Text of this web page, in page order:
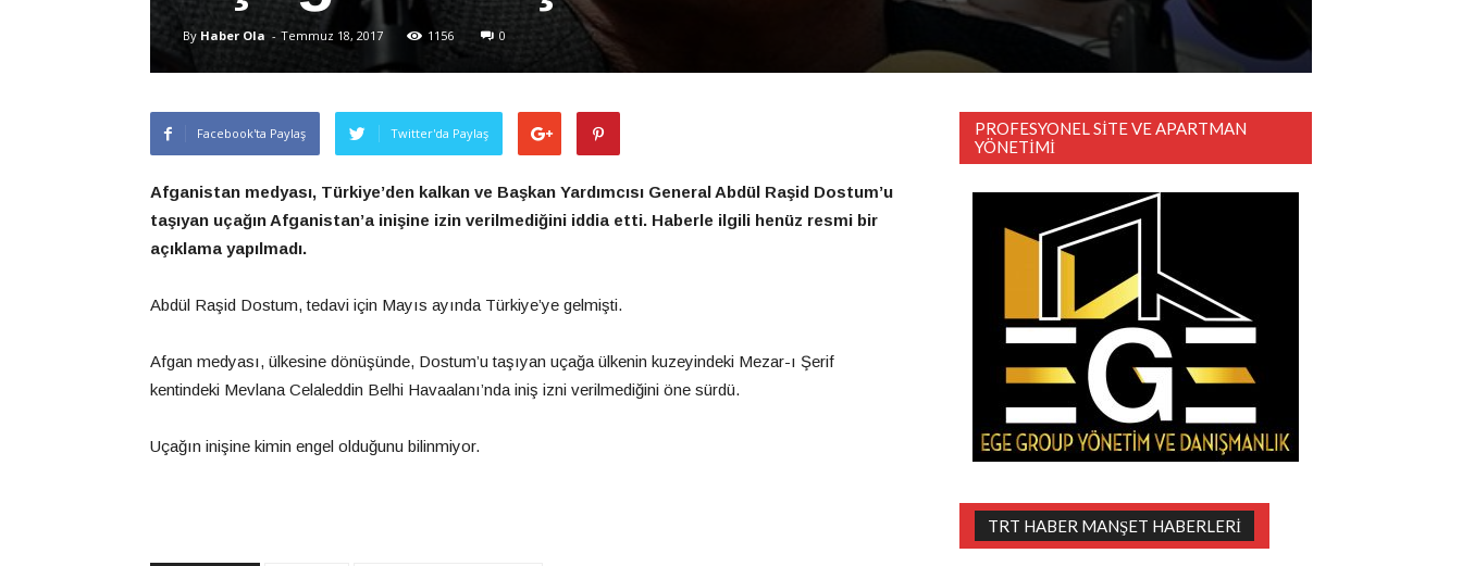
By Haber Ola - Temmuz 18, 2017 1156 0
Facebook'ta Paylaş Twitter'da Paylaş
Afganistan medyası, Türkiye’den kalkan ve Başkan Yardımcısı General Abdül Raşid Dostum’u
taşıyan uçağın Afganistan’a inişine izin verilmediğini iddia etti. Haberle ilgili henüz resmi bir
açıklama yapılmadı.
Abdül Raşid Dostum, tedavi için Mayıs ayında Türkiye’ye gelmişti.
Afgan medyası, ülkesine dönüşünde, Dostum’u taşıyan uçağa ülkenin kuzeyindeki Mezar-ı Şerif
kentindeki Mevlana Celaleddin Belhi Havaalanı’nda iniş izni verilmediğini öne sürdü.
Uçağın inişine kimin engel olduğunu bilinmiyor.
PROFESYONEL SITE VE APARTMAN
YÖNETIMI
TRT HABER MANŞET HABERLERI